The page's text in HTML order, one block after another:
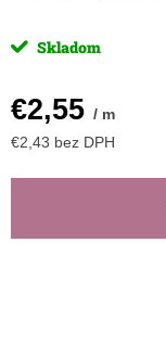
Skladom
€2,55 / m
€2,43 bez DPH